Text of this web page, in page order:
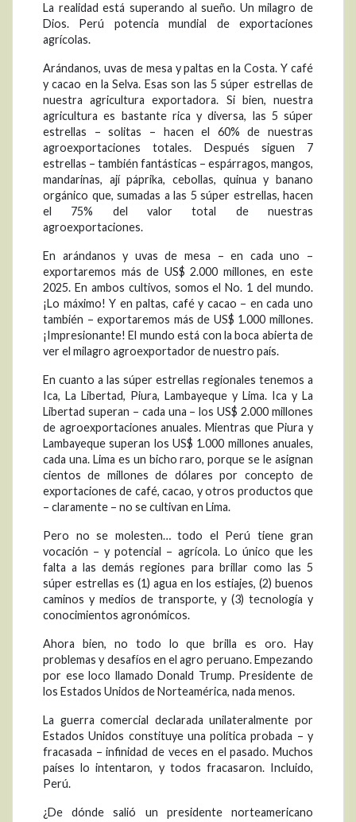
La realidad está superando al sueño. Un milagro de
Dios. Perú potencia mundial de exportaciones
agrícolas.
Arándanos, uvas de mesa y paltas en la Costa. Y café
y cacao en la Selva. Esas son las 5 súper estrellas de
nuestra agricultura exportadora. Si bien, nuestra
agricultura es bastante rica y diversa, las 5 súper
estrellas – solitas – hacen el 60% de nuestras
agroexportaciones totales. Después siguen 7
estrellas – también fantásticas – espárragos, mangos,
mandarinas, ají páprika, cebollas, quinua y banano
orgánico que, sumadas a las 5 súper estrellas, hacen
el 75% del valor total de nuestras
agroexportaciones.
En arándanos y uvas de mesa – en cada uno –
exportaremos más de US$ 2.000 millones, en este
2025. En ambos cultivos, somos el No. 1 del mundo.
¡Lo máximo! Y en paltas, café y cacao – en cada uno
también – exportaremos más de US$ 1.000 millones.
¡Impresionante! El mundo está con la boca abierta de
ver el milagro agroexportador de nuestro país.
En cuanto a las súper estrellas regionales tenemos a
Ica, La Libertad, Piura, Lambayeque y Lima. Ica y La
Libertad superan – cada una – los US$ 2.000 millones
de agroexportaciones anuales. Mientras que Piura y
Lambayeque superan los US$ 1.000 millones anuales,
cada una. Lima es un bicho raro, porque se le asignan
cientos de millones de dólares por concepto de
exportaciones de café, cacao, y otros productos que
– claramente – no se cultivan en Lima.
Pero no se molesten… todo el Perú tiene gran
vocación – y potencial – agrícola. Lo único que les
falta a las demás regiones para brillar como las 5
súper estrellas es (1) agua en los estiajes, (2) buenos
caminos y medios de transporte, y (3) tecnología y
conocimientos agronómicos.
Ahora bien, no todo lo que brilla es oro. Hay
problemas y desafíos en el agro peruano. Empezando
por ese loco llamado Donald Trump. Presidente de
los Estados Unidos de Norteamérica, nada menos.
La guerra comercial declarada unilateralmente por
Estados Unidos constituye una política probada – y
fracasada – infinidad de veces en el pasado. Muchos
países lo intentaron, y todos fracasaron. Incluido,
Perú.
¿De dónde salió un presidente norteamericano